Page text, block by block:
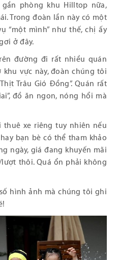
phòng khu Hilltop nữa,
Trong đoàn lần này có một
“một mình” như thế, chị ấy
ở đây.
đường đi rất nhiều quán
vực này, đoàn chúng tôi
Trâu Gió Đồng”. Quán rất
đồ ăn ngon, nóng hổi mà
xe riêng tuy nhiên nếu
bạn bè có thể tham khảo
ngày, giá đang khuyến mãi
thôi. Quá ổn phải không
hình ảnh mà chúng tôi ghi